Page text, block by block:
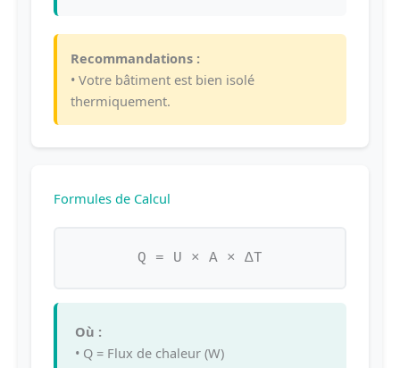
Recommandations :
• Votre bâtiment est bien isolé
thermiquement.
Formules de Calcul
Q = U × A × ΔT
Où :
• Q = Flux de chaleur (W)